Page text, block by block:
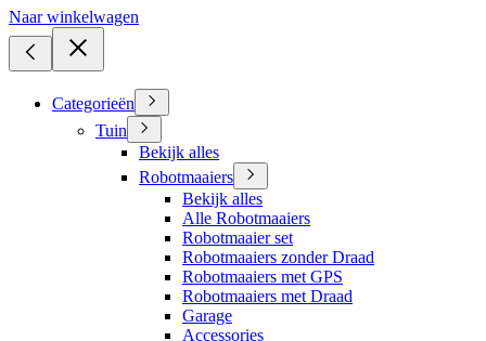
Naar winkelwagen
Categorieën
Tuin
Bekijk alles
Robotmaaiers
Bekijk alles
Alle Robotmaaiers
Robotmaaier set
Robotmaaiers zonder Draad
Robotmaaiers met GPS
Robotmaaiers met Draad
Garage
Accessories